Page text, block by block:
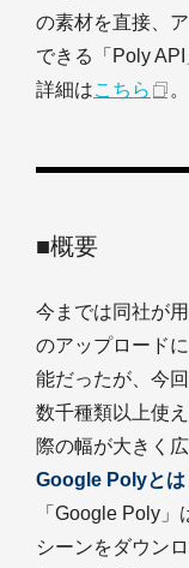
の素材を直接、
できる「Poly
詳細はこちら 。
■概要
今までは同社が
のアップロード
能だったが、今
数千種類以上使
際の幅が大きく広
Google Polyとは
「Google Poly
シーンをダウン